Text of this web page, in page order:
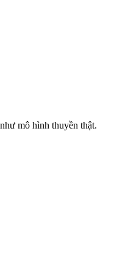
mô hình thuyền thật.